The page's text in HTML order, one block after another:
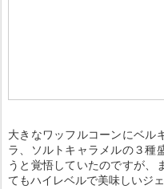
大きなワッフルコーンにベル
ラ、ソルトキャラメルの３種
うと覚悟していたのですが、
てもハイレベルで美味しいジ